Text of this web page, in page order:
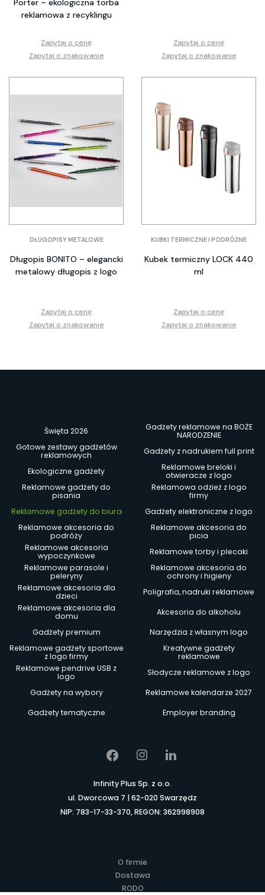
Porter – ekologiczna torba
reklamowa z recyklingu
Zapytaj o cenę
Zapytaj o znakowanie
Zapytaj o cenę
Zapytaj o znakowanie
DŁUGOPISY METALOWE
Długopis BONITO – elegancki
metalowy długopis z logo
Zapytaj o cenę
Zapytaj o znakowanie
KUBKI TERMICZNE I PODRÓŻNE
Kubek termiczny LOCK 440
ml
Zapytaj o cenę
Zapytaj o znakowanie
Święta 2026
Gadżety reklamowe na BOŻE
NARODZENIE
Gotowe zestawy gadżetów
reklamowych
Gadżety z nadrukiem full print
Ekologiczne gadżety
Reklamowe breloki i
otwieracze z logo
Reklamowe gadżety do
pisania
Reklamowa odzież z logo
firmy
Reklamowe gadżety do biura
Gadżety elektroniczne z logo
Reklamowe akcesoria do
podróży
Reklamowe akcesoria do
picia
Reklamowe akcesoria
wypoczynkowe
Reklamowe torby i plecaki
Reklamowe parasole i
peleryny
Reklamowe akcesoria do
ochrony i higieny
Reklamowe akcesoria dla
dzieci
Poligrafia, nadruki reklamowe
Reklamowe akcesoria dla
domu
Akcesoria do alkoholu
Gadżety premium
Narzędzia z własnym logo
Reklamowe gadżety sportowe
z logo firmy
Kreatywne gadżety
reklamowe
Reklamowe pendrive USB z
logo
Słodycze reklamowe z logo
Gadżety na wybory
Reklamowe kalendarze 2027
Gadżety tematyczne
Employer branding
Infinity Plus Sp. z o.o.
ul. Dworcowa 7 | 62-020 Swarzędz
NIP: 783-17-33-370, REGON: 362998908
O firmie
Dostawa
RODO